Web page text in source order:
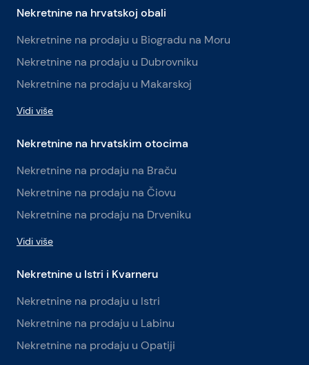
Nekretnine na hrvatskoj obali
Nekretnine na prodaju u Biogradu na Moru
Nekretnine na prodaju u Dubrovniku
Nekretnine na prodaju u Makarskoj
Vidi više
Nekretnine na hrvatskim otocima
Nekretnine na prodaju na Braču
Nekretnine na prodaju na Čiovu
Nekretnine na prodaju na Drveniku
Vidi više
Nekretnine u Istri i Kvarneru
Nekretnine na prodaju u Istri
Nekretnine na prodaju u Labinu
Nekretnine na prodaju u Opatiji